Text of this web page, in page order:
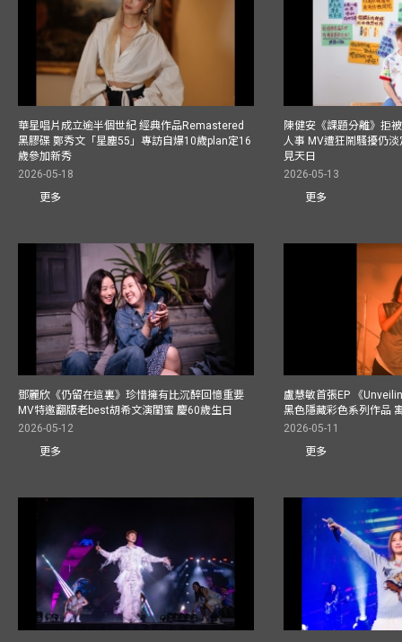
華星唱片成立逾半個世紀 經典作品Remastered
黑膠碟 鄭秀文「星塵55」專訪自爆10歲plan定16
歲參加新秀
2026-05-18
更多
陳健安《課題分離》拒
人事 MV遭狂鬧騷擾仍
見天日
2026-05-13
更多
鄧麗欣《仍留在這裏》珍惜擁有比沉醉回憶重要
MV特邀翻版老best胡希文演閨蜜 慶60歲生日
2026-05-12
更多
盧慧敏首張EP 《
黑色隱藏彩色系列作品
2026-05-11
更多